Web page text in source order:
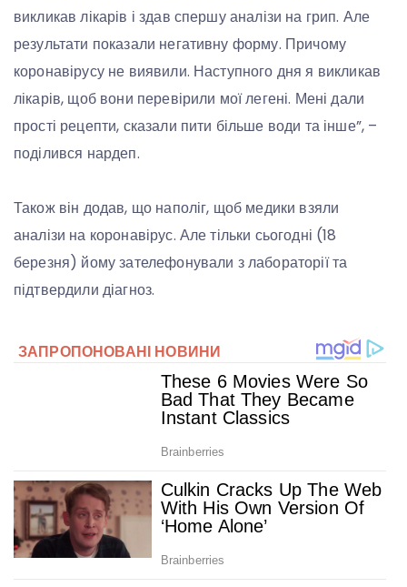
викликав лікарів і здав спершу аналізи на грип. Але
результати показали негативну форму. Причому
коронавірусу не виявили. Наступного дня я викликав
лікарів, щоб вони перевірили мої легені. Мені дали
прості рецепти, сказали пити більше води та інше”, –
поділився нардеп.
Також він додав, що наполіг, щоб медики взяли
аналізи на коронавірус. Але тільки сьогодні (18
березня) йому зателефонували з лабораторії та
підтвердили діагноз.